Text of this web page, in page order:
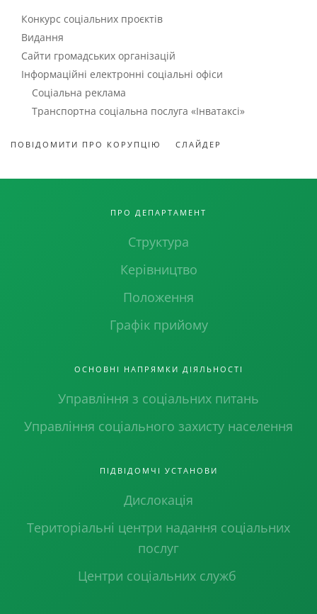
Конкурс соціальних проєктів
Видання
Сайти громадських організацій
Інформаційні електронні соціальні офіси
Соціальна реклама
Транспортна соціальна послуга «Інватаксі»
ПОВІДОМИТИ ПРО КОРУПЦІЮ СЛАЙДЕР
ПРО ДЕПАРТАМЕНТ
Структура
Керівництво
Положення
Графік прийому
ОСНОВНІ НАПРЯМКИ ДІЯЛЬНОСТІ
Управління з соціальних питань
Управління соціального захисту населення
ПІДВІДОМЧІ УСТАНОВИ
Дислокація
Територіальні центри надання соціальних
послуг
Центри соціальних служб